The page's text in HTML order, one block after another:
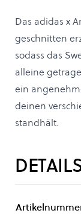
Das adidas x
geschnitten
sodass das
alleine
ein
deinen
standhält.